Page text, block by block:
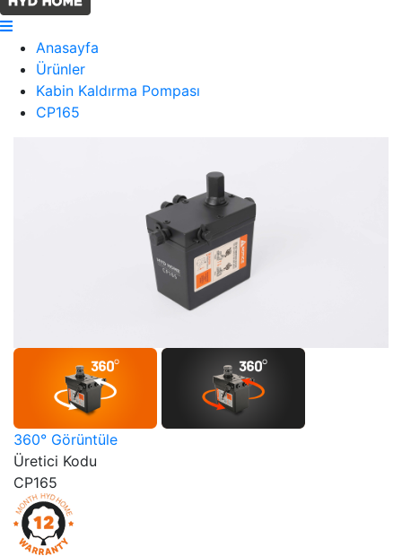
Anasayfa
Ürünler
Kabin Kaldırma Pompası
CP165
360° Görüntüle
Üretici Kodu
CP165